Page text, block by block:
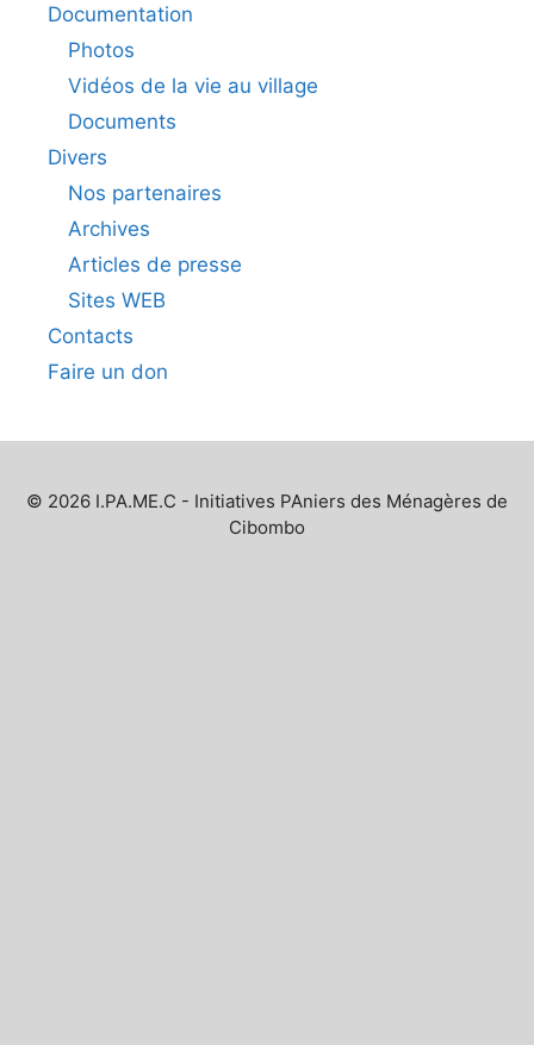
Documentation
Photos
Vidéos de la vie au village
Documents
Divers
Nos partenaires
Archives
Articles de presse
Sites WEB
Contacts
Faire un don
© 2026 I.PA.ME.C - Initiatives PAniers des Ménagères de
Cibombo